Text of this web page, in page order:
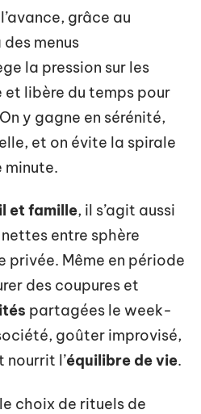
grâce au
des menus
la pression sur les
libère du temps pour
y gagne en sérénité,
et on évite la spirale
minute.
et famille, il s’agit aussi
entre sphère
privée. Même en période
des coupures et
partagées le week-
goûter improvisé,
nourrit l’équilibre de vie.
choix de rituels de